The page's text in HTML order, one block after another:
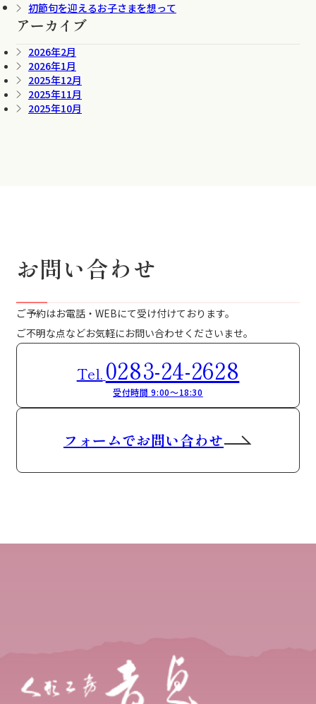
初節句を迎えるお子さまを想って
アーカイブ
2026年2月
2026年1月
2025年12月
2025年11月
2025年10月
お問い合わせ
ご予約はお電話・WEBにて受け付けております。
ご不明な点などお気軽にお問い合わせくださいませ。
Tel. 0283-24-2628
受付時間 9:00～18:30
フォームでお問い合わせ